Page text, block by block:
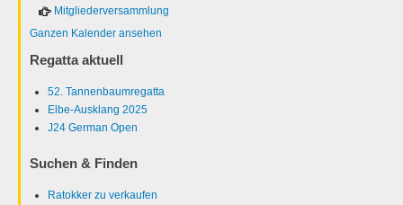
Mitgliederversammlung
Ganzen Kalender ansehen
Regatta aktuell
52. Tannenbaumregatta
Elbe-Ausklang 2025
J24 German Open
Suchen & Finden
Ratokker zu verkaufen